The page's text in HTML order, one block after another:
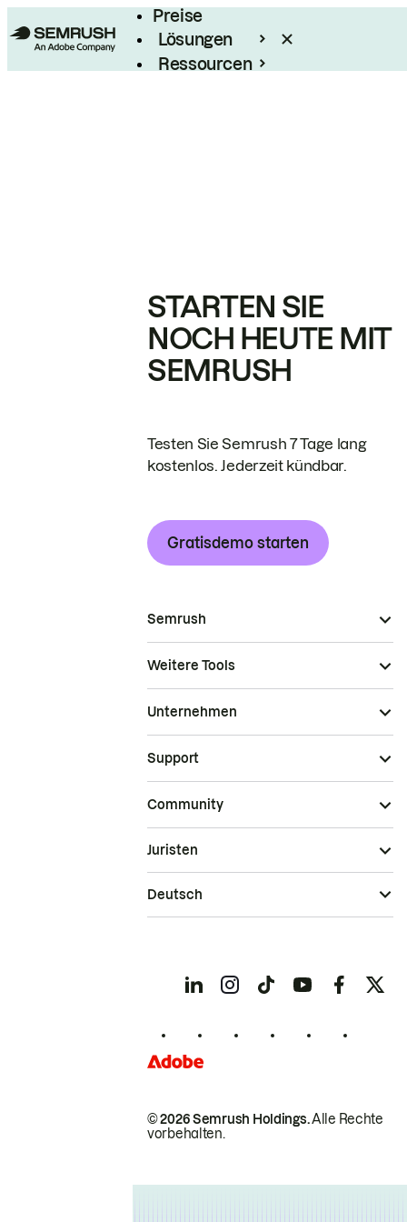
Preise
Lösungen
Ressourcen
STARTEN SIE
NOCH HEUTE MIT
SEMRUSH
Testen Sie Semrush 7 Tage lang
kostenlos. Jederzeit kündbar.
Gratisdemo starten
Semrush
Weitere Tools
Unternehmen
Support
Community
© 2026 Semrush Holdings.Alle Rechte
vorbehalten.
Juristen
Deutsch